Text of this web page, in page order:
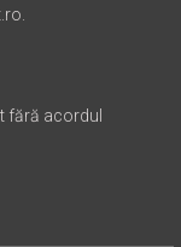
fără acordul